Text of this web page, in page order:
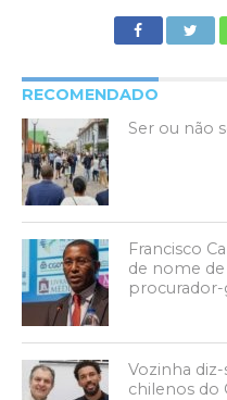
RECOMENDADO
Ser ou não
Francisco
de nome
procurador-
Vozinha
chilenos do